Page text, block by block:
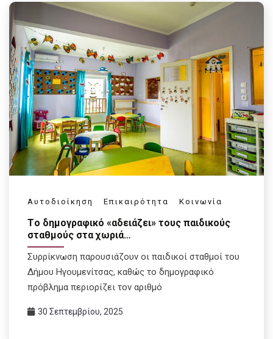
Αυτοδιοίκηση Επικαιρότητα Κοινωνία
Tο δημογραφικό «αδειάζει» τους παιδικούς
σταθμούς στα χωριά…
Συρρίκνωση παρουσιάζουν οι παιδικοί σταθμοί του
Δήμου Ηγουμενίτσας, καθώς το δημογραφικό
πρόβλημα περιορίζει τον αριθμό
30 Σεπτεμβρίου, 2025